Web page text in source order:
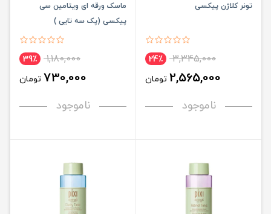
تونر کلاژن پیکسی
3,345,000 24٪
2,565,000 تومان
ناموجود
ماسک ورقه ای ویتامین سی
پیکسی (پک سه تایی )
1,180,000 39٪
730,000 تومان
ناموجود